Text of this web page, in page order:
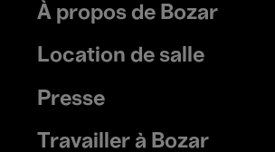
Footer
menu
À propos de Bozar
Location de salle
Presse
Travailler à Bozar